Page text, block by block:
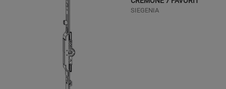
SIEGENIA